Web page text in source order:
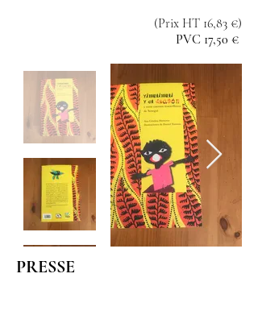
(Prix HT 16,83 €)
PVC 17,50 €
PRESSE